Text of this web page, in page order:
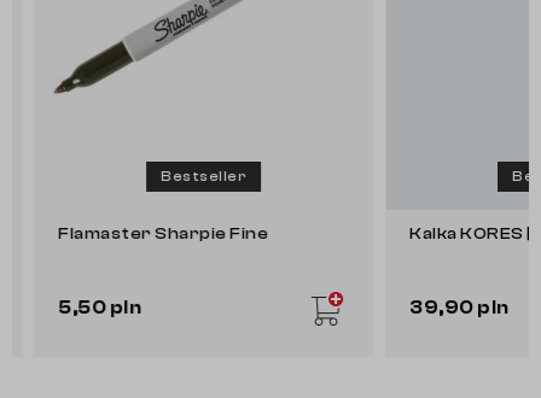
Bestseller
Flamaster Sharpie Fine
5,50 pln
Kalka KORES
39,90 pln